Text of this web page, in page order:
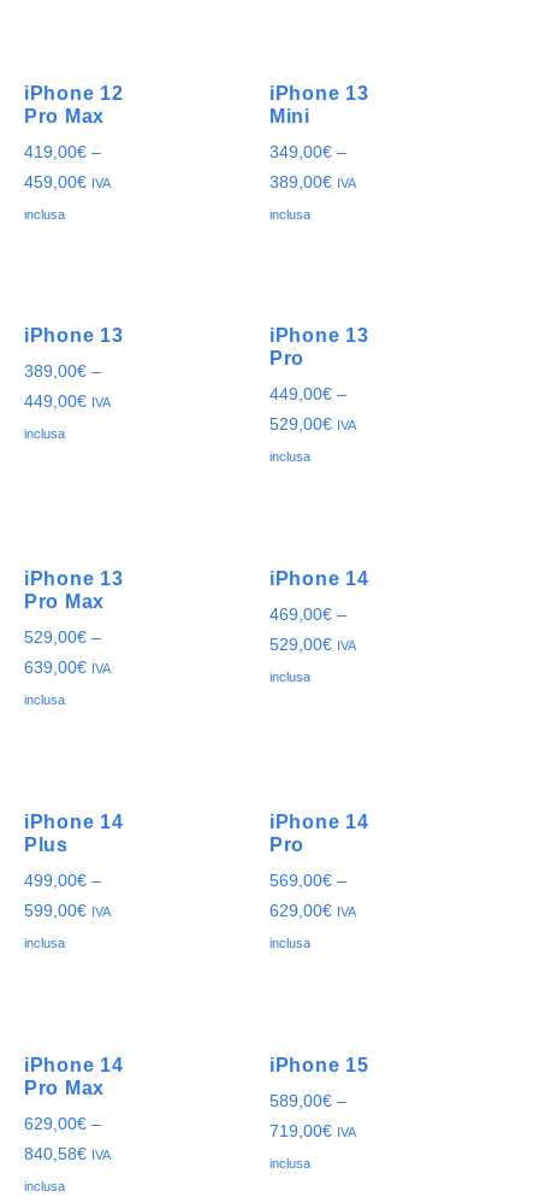
iPhone 12
Pro Max
419,00€ –
459,00€ IVA
inclusa
iPhone 13
Mini
349,00€ –
389,00€ IVA
inclusa
iPhone 13
389,00€ –
449,00€ IVA
inclusa
iPhone 13
Pro
449,00€ –
529,00€ IVA
inclusa
iPhone 13
Pro Max
529,00€ –
639,00€ IVA
inclusa
iPhone 14
469,00€ –
529,00€ IVA
inclusa
iPhone 14
Plus
499,00€ –
599,00€ IVA
inclusa
iPhone 14
Pro
569,00€ –
629,00€ IVA
inclusa
iPhone 14
Pro Max
629,00€ –
840,58€ IVA
inclusa
iPhone 15
589,00€ –
719,00€ IVA
inclusa